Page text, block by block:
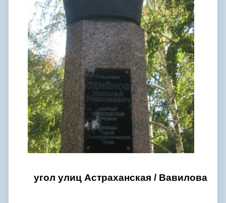
угол улиц Астраханская / Вавилова